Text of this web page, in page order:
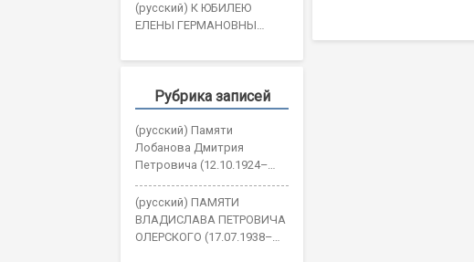
(русский) К ЮБИЛЕЮ
ЕЛЕНЫ ГЕРМАНОВНЫ
Рубрика записей
(русский) Памяти
Лобанова Дмитрия
Петровича (12.10.1924–
30.05.2026)
(русский) ПАМЯТИ
ВЛАДИСЛАВА ПЕТРОВИЧА
ОЛЕРСКОГО (17.07.1938–